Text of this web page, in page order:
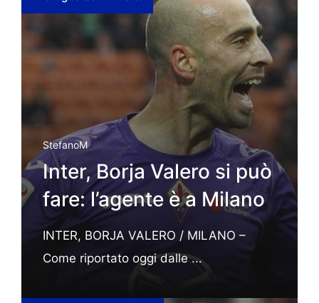
StefanoM
Inter, Borja Valero si può
fare: l’agente è a Milano
INTER, BORJA VALERO / MILANO –
Come riportato oggi dalle ...